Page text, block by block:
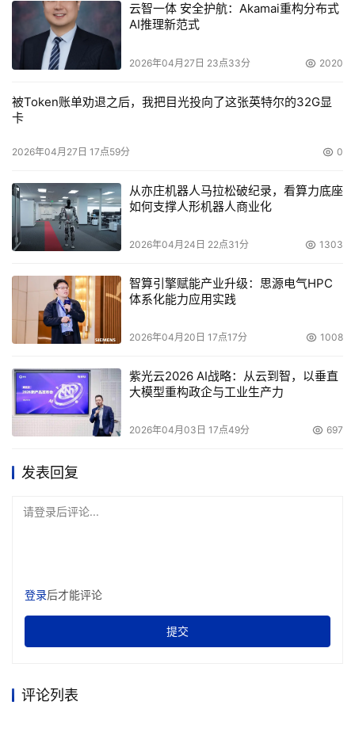
Find addresses in background：后台查询地址
Add shortcut to the desktop：在Windows桌面上
添加软件的快捷图标
一起启动
Start minimized：运行程序后将其最小化
Stop on error：发生错误时终止软件
屏幕上的位置
Show splash screen on startup：启动软件时显示
有关软件信息的画面
勾选相应的复选框，然后按Apply按钮，不过有的选
项要到下次启动软件时才能生效。如果要恢复程序的默认设
置，按下Default按钮即可。
其它的几个就相对简单一些了，在此笔者仅简单地介
绍一下：
Add（添加）：设置在Add选项卡中输入地址的方
法。
Edit：设置打开、编辑Hosts文件的程序。
Batch：设置批处理的条目。
等。
虽然你在上网时无须让FastNet99常驻内存，因为一
更新IP清单，最好让它常驻内存。另外，在Internet上有少
（www.yahoo.com）、ICQ网站（icq.mirabilis.com）
五、软件的下载：
云智一体 安全护航：Akamai重构分布式
AI推理新范式
2026年04月27日 23点33分 2020
被Token账单劝退之后，我把目光投向了这张英特尔的32G显
卡
2026年04月27日 17点59分 0
从亦庄机器人马拉松破纪录，看算力底座
如何支撑人形机器人商业化
2026年04月24日 22点31分 1303
智算引擎赋能产业升级：思源电气HPC
体系化能力应用实践
2026年04月20日 17点17分 1008
紫光云2026 AI战略：从云到智，以垂直
大模型重构政企与工业生产力
2026年04月03日 17点49分 697
发表回复
请登录后评论...
登录后才能评论
提交
评论列表